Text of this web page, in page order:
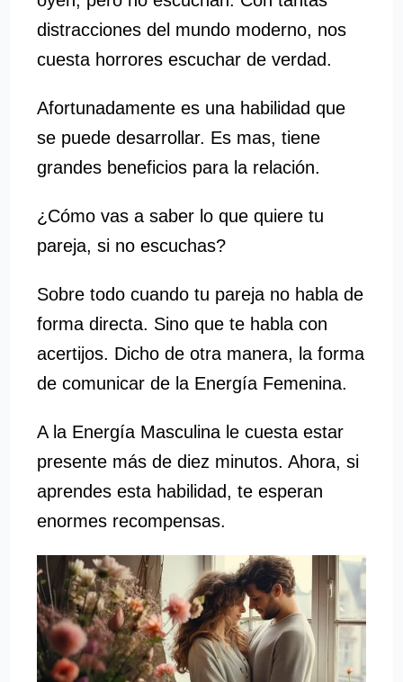
distracciones del mundo moderno, nos
cuesta horrores escuchar de verdad.
Afortunadamente es una habilidad que
se puede desarrollar. Es mas, tiene
grandes beneficios para la relación.
¿Cómo vas a saber lo que quiere tu
pareja, si no escuchas?
Sobre todo cuando tu pareja no habla de
forma directa. Sino que te habla con
acertijos. Dicho de otra manera, la forma
de comunicar de la Energía Femenina.
A la Energía Masculina le cuesta estar
presente más de diez minutos. Ahora, si
aprendes esta habilidad, te esperan
enormes recompensas.